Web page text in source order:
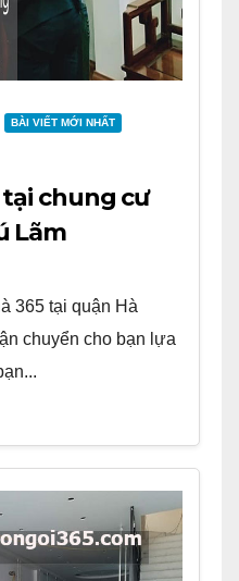
BÀI VIẾT MỚI NHẤT
tại chung cư
Lãm
365 tại quận Hà
chuyển cho bạn lựa